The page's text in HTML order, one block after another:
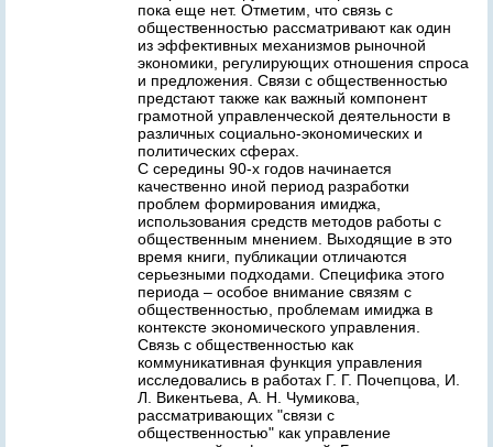
пока еще нет. Отметим, что связь с
общественностью рассматривают как один
из эффективных механизмов рыночной
экономики, регулирующих отношения спроса
и предложения. Связи с общественностью
предстают также как важный компонент
грамотной управленческой деятельности в
различных социально-экономических и
политических сферах.
С середины 90-х годов начинается
качественно иной период разработки
проблем формирования имиджа,
использования средств методов работы с
общественным мнением. Выходящие в это
время книги, публикации отличаются
серьезными подходами. Специфика этого
периода – особое внимание связям с
общественностью, проблемам имиджа в
контексте экономического управления.
Связь с общественностью как
коммуникативная функция управления
исследовались в работах Г. Г. Почепцова, И.
Л. Викентьева, А. Н. Чумикова,
рассматривающих "связи с
общественностью" как управление